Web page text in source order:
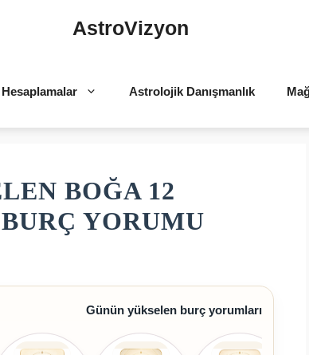
AstroVizyon
Hesaplamalar Astrolojik Danışmanlık
BOĞA 12
YORUMU
Günün yükselen burç yorumları